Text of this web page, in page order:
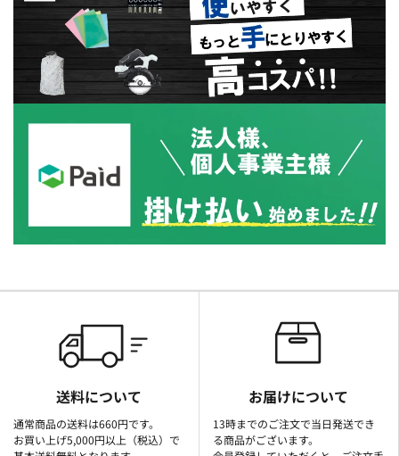
送料について
通常商品の送料は660円です。
お買い上げ5,000円以上（税込）で
お届けについて
13時までのご注文で当日発送でき
る商品がございます。